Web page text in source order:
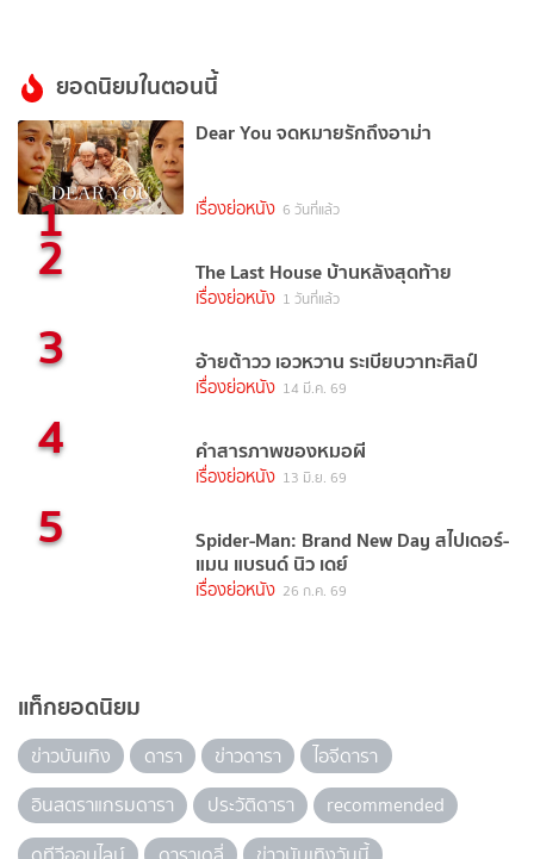
ยอดนิยมในตอนนี้
1
Dear You จดหมายรักถึงอาม่า
เรื่องย่อหนัง 6 วันที่แล้ว
2 The Last House บ้านหลังสุดท้าย
เรื่องย่อหนัง 1 วันที่แล้ว
3 อ้ายต้าวว เอวหวาน ระเบียบวาทะศิลป์
เรื่องย่อหนัง 14 มี.ค. 69
4 คำสารภาพของหมอผี
เรื่องย่อหนัง 13 มิ.ย. 69
5 Spider-Man: Brand New Day สไปเดอร์-
แมน แบรนด์ นิว เดย์
เรื่องย่อหนัง 26 ก.ค. 69
แท็กยอดนิยม
ข่าวบันเทิง ดารา ข่าวดารา
ไอจีดารา
อินสตราแกรมดารา
ประวัติดารา
recommended